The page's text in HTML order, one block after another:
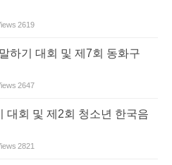
2619
하기 대회 및 제7회 동화구
2647
대회 및 제2회 청소년 한국음
2821